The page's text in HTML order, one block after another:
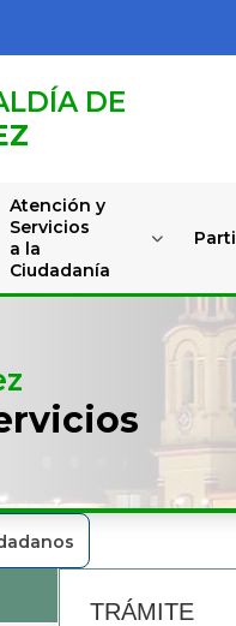
DE
Atención y
Servicios
a la
Ciudadanía
TRÁMITE